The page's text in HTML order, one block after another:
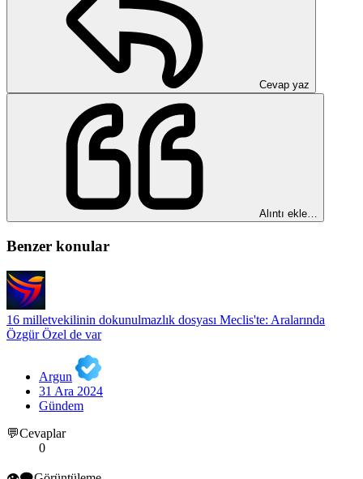
Cevap yaz
Alıntı ekle…
Benzer konular
16 milletvekilinin dokunulmazlık dosyası Meclis'te: Aralarında
Özgür Özel de var
Argun
31 Ara 2024
Gündem
💬Cevaplar
0